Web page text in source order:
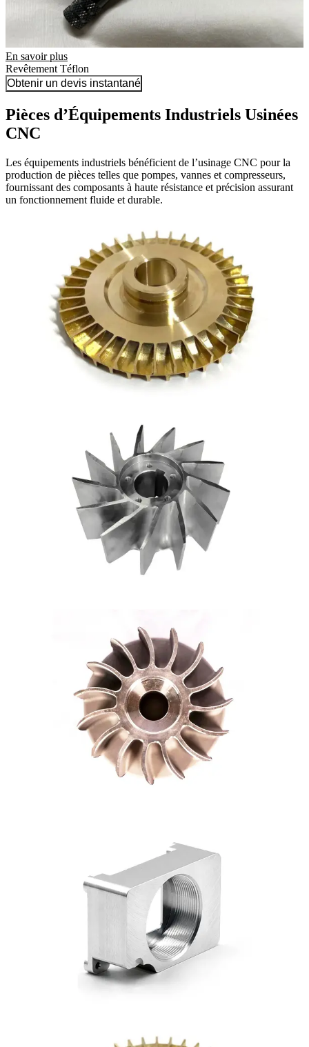
En savoir plus
Revêtement Téflon
Obtenir un devis instantané
Pièces d’Équipements Industriels Usinées
CNC
Les équipements industriels bénéficient de l’usinage CNC pour la
production de pièces telles que pompes, vannes et compresseurs,
fournissant des composants à haute résistance et précision assurant
un fonctionnement fluide et durable.